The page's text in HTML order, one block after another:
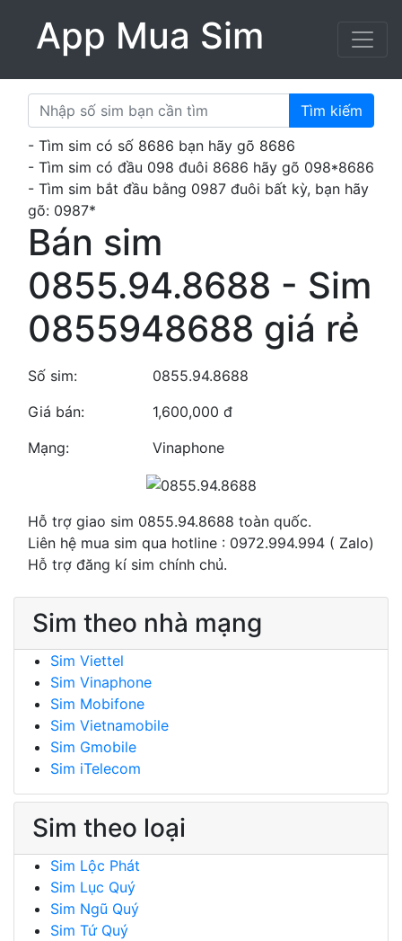
App Mua Sim
Tìm kiếm
- Tìm sim có số 8686 bạn hãy gõ 8686
- Tìm sim có đầu 098 đuôi 8686 hãy gõ 098*8686
- Tìm sim bắt đầu bằng 0987 đuôi bất kỳ, bạn hãy
gõ: 0987*
Bán sim
0855.94.8688 - Sim
0855948688 giá rẻ
Số sim:
0855.94.8688
Giá bán:
1,600,000 đ
Mạng:
Vinaphone
Hỗ trợ giao sim 0855.94.8688 toàn quốc.
Liên hệ mua sim qua hotline : 0972.994.994 ( Zalo)
Hỗ trợ đăng kí sim chính chủ.
Sim theo nhà mạng
Sim Viettel
Sim Vinaphone
Sim Mobifone
Sim Vietnamobile
Sim Gmobile
Sim iTelecom
Sim theo loại
Sim Lộc Phát
Sim Lục Quý
Sim Ngũ Quý
Sim Tứ Quý